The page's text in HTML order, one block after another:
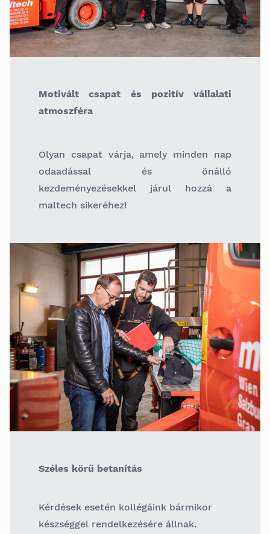
Motivált csapat és pozitív vállalati
atmoszféra
Olyan csapat várja, amely minden nap
odaadással és önálló
kezdeményezésekkel járul hozzá a
maltech sikeréhez!
Széles körű betanítás
Kérdések esetén kollégáink bármikor
készséggel rendelkezésére állnak.